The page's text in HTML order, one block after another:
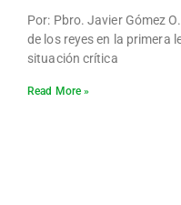
Por: Pbro. Javier Gómez
de los reyes en la primera
situación crítica
Read More »